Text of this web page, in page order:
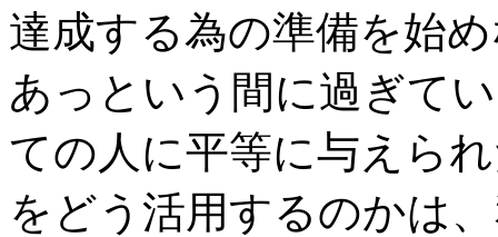
達成する為の準備を始
あっという間に過ぎて
ての人に平等に与えら
をどう活用するのかは